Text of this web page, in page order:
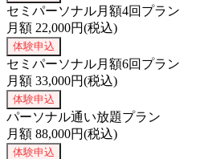
セミパーソナル月額4回プラン
月額 22,000円(税込)
体験申込
セミパーソナル月額6回プラン
月額 33,000円(税込)
体験申込
パーソナル通い放題プラン
月額 88,000円(税込)
体験申込